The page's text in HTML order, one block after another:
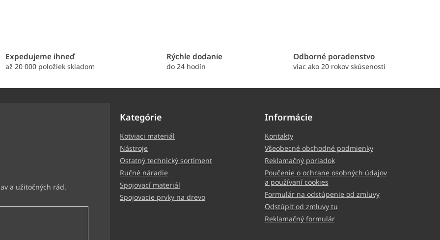
Expedujeme ihneď
až 20 000 položiek skladom
Rýchle dodanie
do 24 hodín
Odborné poradenstvo
viac ako 20 rokov skúsenosti
Kategórie
Kotviaci materiál
Nástroje
Ostatný technický sortiment
Ručné náradie
Spojovací materiál
Spojovacie prvky na drevo
Informácie
Kontakty
Všeobecné obchodné podmienky
Reklamačný poriadok
Poučenie o ochrane osobných údajov
a používaní cookies
Formulár na odstúpenie od zmluvy
Odstúpiť od zmluvy tu
Reklamačný formulár